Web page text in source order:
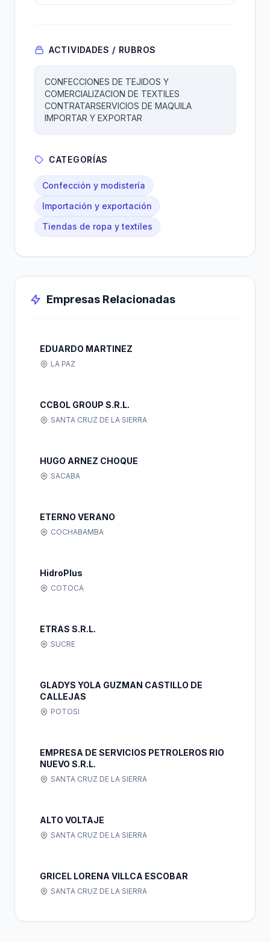
ACTIVIDADES / RUBROS
CONFECCIONES DE TEJIDOS Y
COMERCIALIZACION DE TEXTILES
CONTRATARSERVICIOS DE MAQUILA
IMPORTAR Y EXPORTAR
CATEGORÍAS
Confección y modistería
Importación y exportación
Tiendas de ropa y textiles
Empresas Relacionadas
EDUARDO MARTINEZ
LA PAZ
CCBOL GROUP S.R.L.
SANTA CRUZ DE LA SIERRA
HUGO ARNEZ CHOQUE
SACABA
ETERNO VERANO
COCHABAMBA
HidroPlus
COTOCA
ETRAS S.R.L.
SUCRE
GLADYS YOLA GUZMAN CASTILLO DE
CALLEJAS
POTOSI
EMPRESA DE SERVICIOS PETROLEROS RIO
NUEVO S.R.L.
SANTA CRUZ DE LA SIERRA
ALTO VOLTAJE
SANTA CRUZ DE LA SIERRA
GRICEL LORENA VILLCA ESCOBAR
SANTA CRUZ DE LA SIERRA